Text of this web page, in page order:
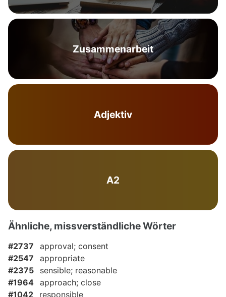
Zusammenarbeit
Adjektiv
A2
Ähnliche, missverständliche Wörter
#2737
approval; consent
#2547
appropriate
#2375
sensible; reasonable
#1964 approach; close
#1042
responsible